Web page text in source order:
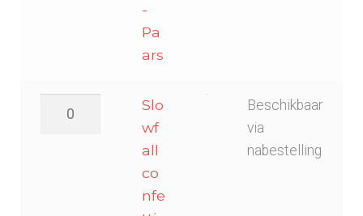
-
Pa
ars
Slo
wf
all
co
nfe
Beschikbaar
via
nabestelling